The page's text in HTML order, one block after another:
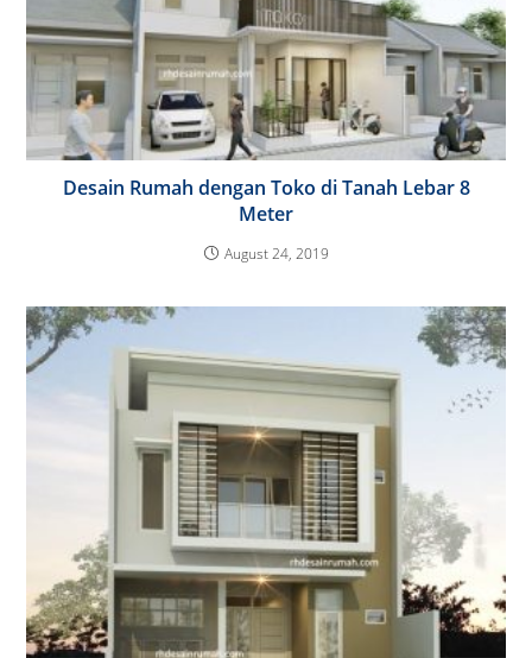
Desain Rumah dengan Toko di Tanah Lebar 8
Meter
August 24, 2019